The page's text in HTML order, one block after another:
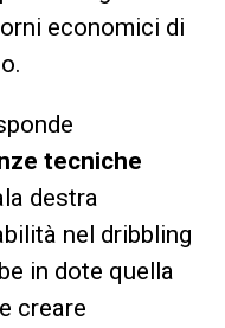
economici di
tecniche
destra
nel dribbling
in dote quella
creare